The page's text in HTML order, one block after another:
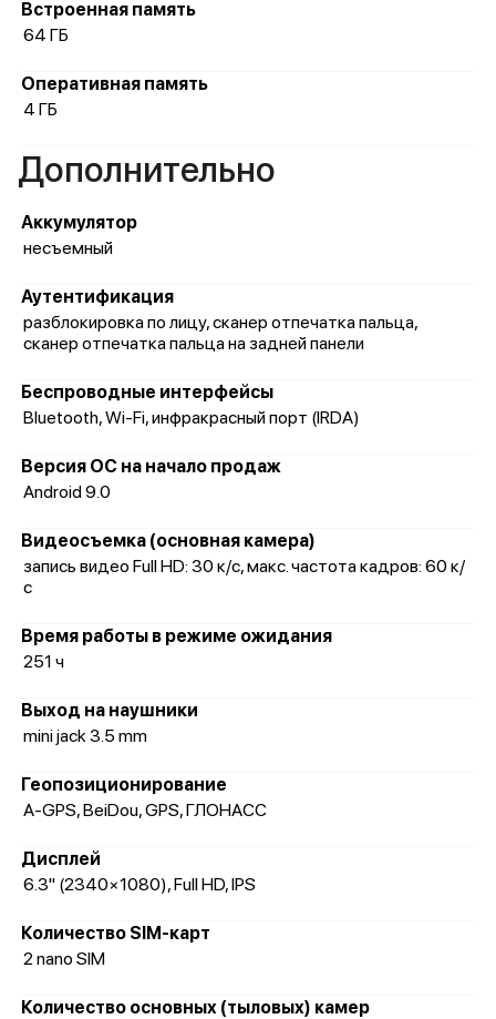
Встроенная память
64 ГБ
Оперативная память
4 ГБ
Дополнительно
Аккумулятор
несъемный
Аутентификация
разблокировка по лицу, сканер отпечатка пальца,
сканер отпечатка пальца на задней панели
Беспроводные интерфейсы
Bluetooth, Wi-Fi, инфракрасный порт (IRDA)
Версия ОС на начало продаж
Android 9.0
Видеосъемка (основная камера)
запись видео Full HD: 30 к/c, макс. частота кадров: 60 к/
с
Время работы в режиме ожидания
251 ч
Выход на наушники
mini jack 3.5 mm
Геопозиционирование
A-GPS, BeiDou, GPS, ГЛОНАСС
Дисплей
6.3" (2340×1080), Full HD, IPS
Количество SIM-карт
2 nano SIM
Количество основных (тыловых) камер